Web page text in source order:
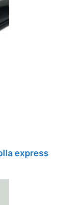
express